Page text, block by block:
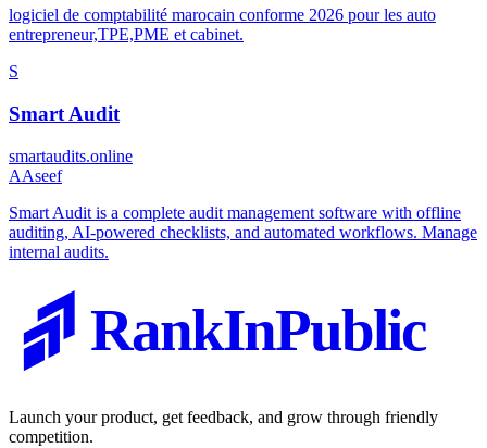
logiciel de comptabilité marocain conforme 2026 pour les auto
entrepreneur,TPE,PME et cabinet.
S
Smart Audit
smartaudits.online
AAseef
Smart Audit is a complete audit management software with offline
auditing, AI-powered checklists, and automated workflows. Manage
internal audits.
RankInPublic
Launch your product, get feedback, and grow through friendly
competition.